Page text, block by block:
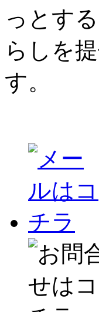
っとす
らしを
す。